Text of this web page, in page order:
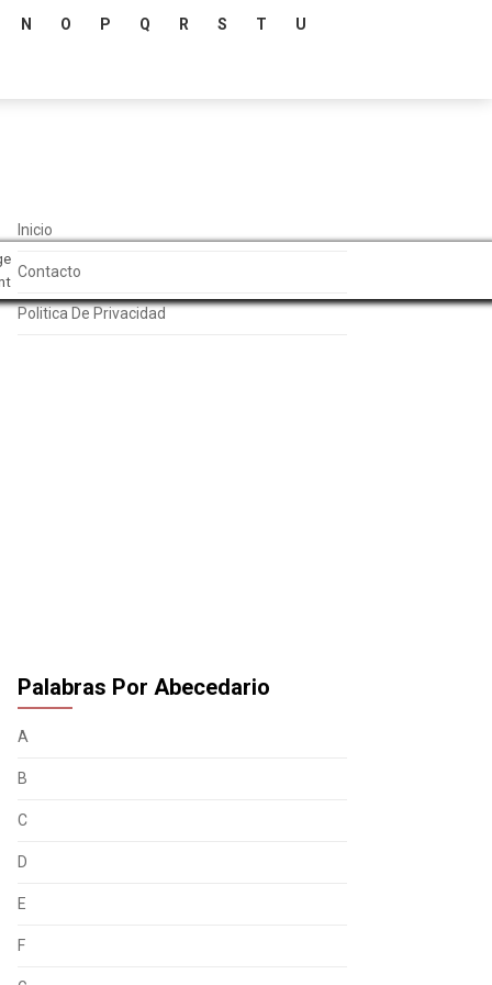
N O P Q R S T U
Inicio
Contacto
Politica De Privacidad
Palabras Por Abecedario
A
B
C
D
E
F